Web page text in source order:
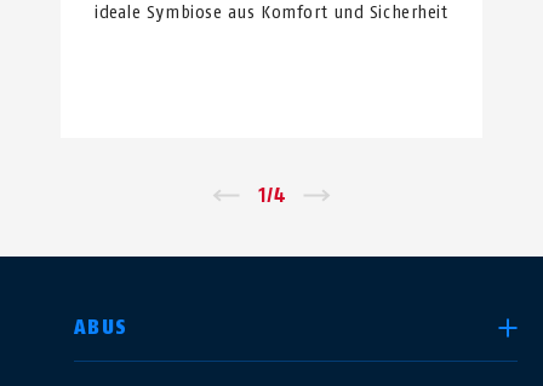
ideale Symbiose aus Komfort und Sicherheit
1/4
ABUS
LAND AUSWÄHLEN